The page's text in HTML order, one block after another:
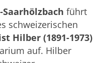
führt
schweizerischen
Hilber (1891-1973)
auf. Hilber